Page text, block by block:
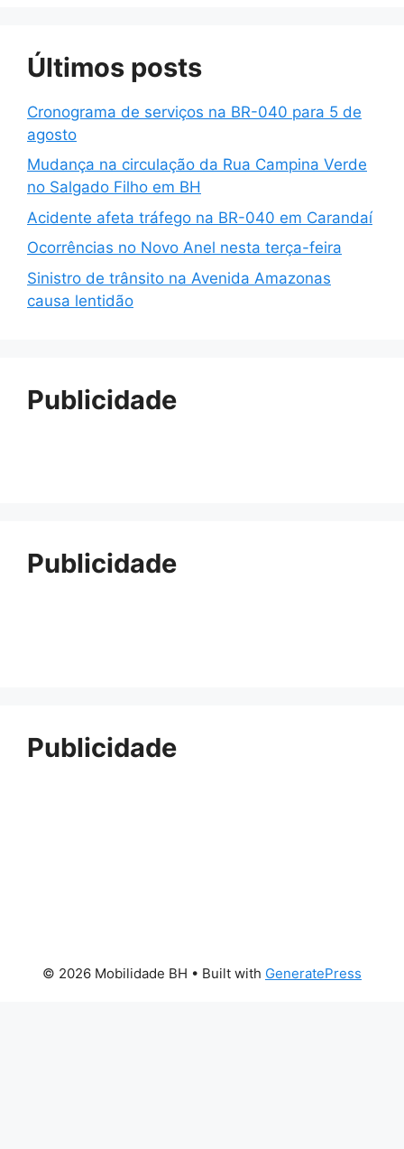
Últimos posts
Cronograma de serviços na BR-040 para 5 de
agosto
Mudança na circulação da Rua Campina Verde
no Salgado Filho em BH
Acidente afeta tráfego na BR-040 em Carandaí
Ocorrências no Novo Anel nesta terça-feira
Sinistro de trânsito na Avenida Amazonas
causa lentidão
Publicidade
Publicidade
Publicidade
© 2026 Mobilidade BH • Built with GeneratePress